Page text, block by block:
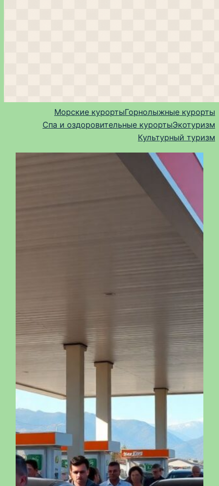
Морские курортыГорнолыжные курорты
Спа и оздоровительные курортыЭкотуризм
Культурный туризм